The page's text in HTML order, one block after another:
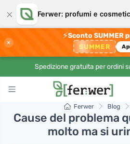
× Ferwer: profumi e
×
⚡Sconto SUMMER
SUMMER
Spedizione gratuita per ordini
Ferwer Blog
Cause del problema
molto ma si